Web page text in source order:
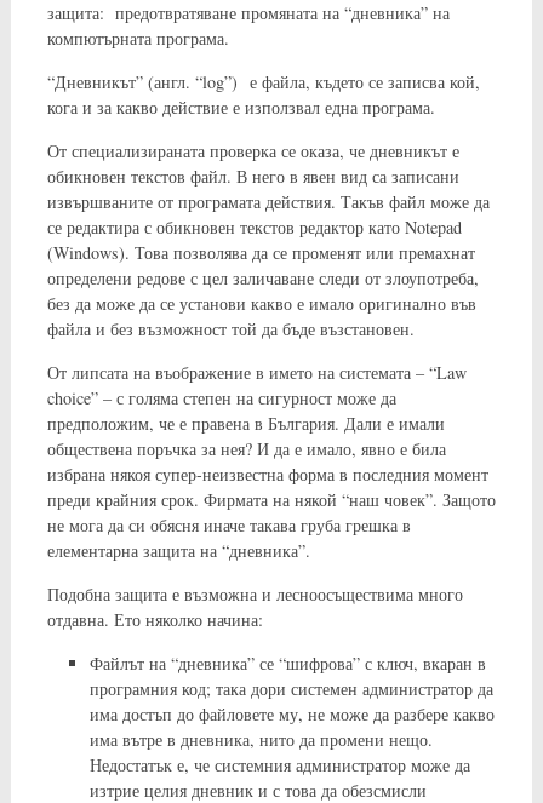
защита: предотвратяване промяната на “дневника” на
компютърната програма.
“Дневникът” (англ. “log”) е файла, където се записва кой,
кога и за какво действие е използвал една програма.
От специализираната проверка се оказа, че дневникът е
обикновен текстов файл. В него в явен вид са записани
извършваните от програмата действия. Такъв файл може да
се редактира с обикновен текстов редактор като Notepad
(Windows). Това позволява да се променят или премахнат
определени редове с цел заличаване следи от злоупотреба,
без да може да се установи какво е имало оригинално във
файла и без възможност той да бъде възстановен.
От липсата на въображение в името на системата – “Law
choice” – с голяма степен на сигурност може да
предположим, че е правена в България. Дали е имали
обществена поръчка за нея? И да е имало, явно е била
избрана някоя супер-неизвестна форма в последния момент
преди крайния срок. Фирмата на някой “наш човек”. Защото
не мога да си обясня иначе такава груба грешка в
елементарна защита на “дневника”.
Подобна защита е възможна и лесноосъществима много
отдавна. Ето няколко начина:
Файлът на “дневника” се “шифрова” с ключ, вкаран в
програмния код; така дори системен администратор да
има достъп до файловете му, не може да разбере какво
има вътре в дневника, нито да промени нещо.
Недостатък е, че системния администратор може да
изтрие целия дневник и с това да обезсмисли